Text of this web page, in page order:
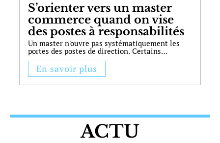
S’orienter vers un master
commerce quand on vise
des postes à responsabilités
Un master n'ouvre pas systématiquement les
portes des postes de direction. Certains…
En savoir plus
ACTU